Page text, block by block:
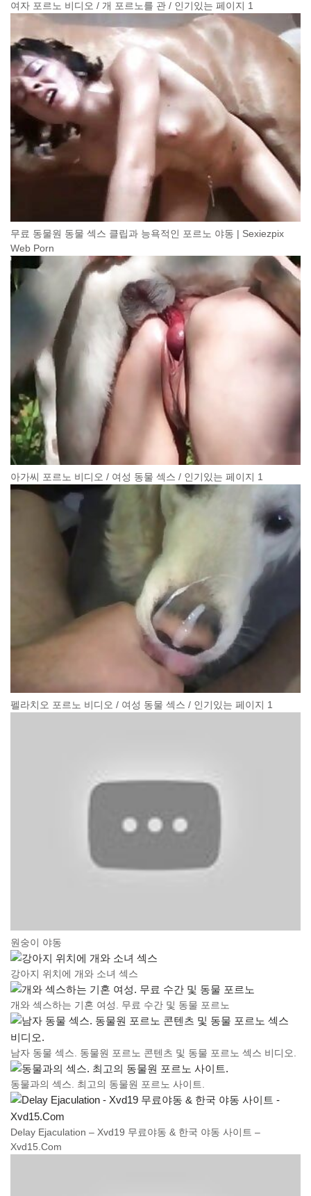
여자 포르노 비디오 / 개 포르노를 관 / 인기있는 페이지 1
무료 동물원 동물 섹스 클립과 능욕적인 포르노 야동 | Sexiezpix
Web Porn
아가씨 포르노 비디오 / 여성 동물 섹스 / 인기있는 페이지 1
펠라치오 포르노 비디오 / 여성 동물 섹스 / 인기있는 페이지 1
원숭이 야동
강아지 위치에 개와 소녀 섹스
개와 섹스하는 기혼 여성. 무료 수간 및 동물 포르노
남자 동물 섹스. 동물원 포르노 콘텐츠 및 동물 포르노 섹스 비디오.
동물과의 섹스. 최고의 동물원 포르노 사이트.
Delay Ejaculation – Xvd19 무료야동 & 한국 야동 사이트 –
Xvd15.Com